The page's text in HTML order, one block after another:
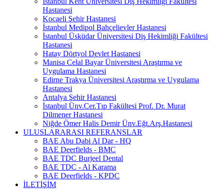
Hastanesi
Kocaeli Şehir Hastanesi
İstanbul Medipol Bahçelievler Hastanesi
İstanbul Üsküdar Üniversitesi Diş Hekimliği Fakültesi
Hastanesi
Hatay Dörtyol Devlet Hastanesi
Manisa Celal Bayar Üniversitesi Araştırma ve
Uygulama Hastanesi
Edirne Trakya Üniversitesi Araştırma ve Uygulama
Hastanesi
Antalya Şehir Hastanesi
İstanbul Ünv.Cer.Tıp Fakültesi Prof. Dr. Murat
Dilmener Hastanesi
Niğde Ömer Halis Demir Ünv.Eğt.Arş.Hastanesi
ULUSLARARASI REFERANSLAR
BAE Abu Dabi Al Dar - HQ
BAE Deerfields - BMC
BAE TDC Burjeel Dental
BAE TDC - Al Karama
BAE Deerfields - KPDC
İLETİŞİM